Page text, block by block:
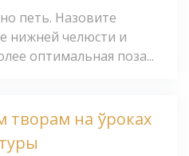
петь. Назовите
нижней челюсти и
оптимальная поза...
творам на ўроках